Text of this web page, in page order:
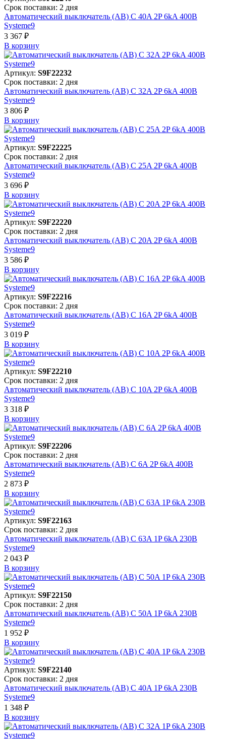
Срок поставки: 2 дня
Автоматический выключатель (АВ) C 40A 2P 6kA 400В
Systeme9
3 367 ₽
В корзинy
Артикул: S9F22232
Срок поставки: 2 дня
Автоматический выключатель (АВ) C 32A 2P 6kA 400В
Systeme9
3 806 ₽
В корзинy
Артикул: S9F22225
Срок поставки: 2 дня
Автоматический выключатель (АВ) C 25A 2P 6kA 400В
Systeme9
3 696 ₽
В корзинy
Артикул: S9F22220
Срок поставки: 2 дня
Автоматический выключатель (АВ) C 20A 2P 6kA 400В
Systeme9
3 586 ₽
В корзинy
Артикул: S9F22216
Срок поставки: 2 дня
Автоматический выключатель (АВ) C 16A 2P 6kA 400В
Systeme9
3 019 ₽
В корзинy
Артикул: S9F22210
Срок поставки: 2 дня
Автоматический выключатель (АВ) C 10A 2P 6kA 400В
Systeme9
3 318 ₽
В корзинy
Артикул: S9F22206
Срок поставки: 2 дня
Автоматический выключатель (АВ) C 6A 2P 6kA 400В
Systeme9
2 873 ₽
В корзинy
Артикул: S9F22163
Срок поставки: 2 дня
Автоматический выключатель (АВ) C 63A 1P 6kA 230В
Systeme9
2 043 ₽
В корзинy
Артикул: S9F22150
Срок поставки: 2 дня
Автоматический выключатель (АВ) C 50A 1P 6kA 230В
Systeme9
1 952 ₽
В корзинy
Артикул: S9F22140
Срок поставки: 2 дня
Автоматический выключатель (АВ) C 40A 1P 6kA 230В
Systeme9
1 348 ₽
В корзинy